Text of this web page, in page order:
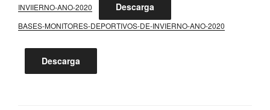
INVIIERNO-ANO-2020 Descarga
BASES-MONITORES-DEPORTIVOS-DE-INVIERNO-ANO-2020
Descarga